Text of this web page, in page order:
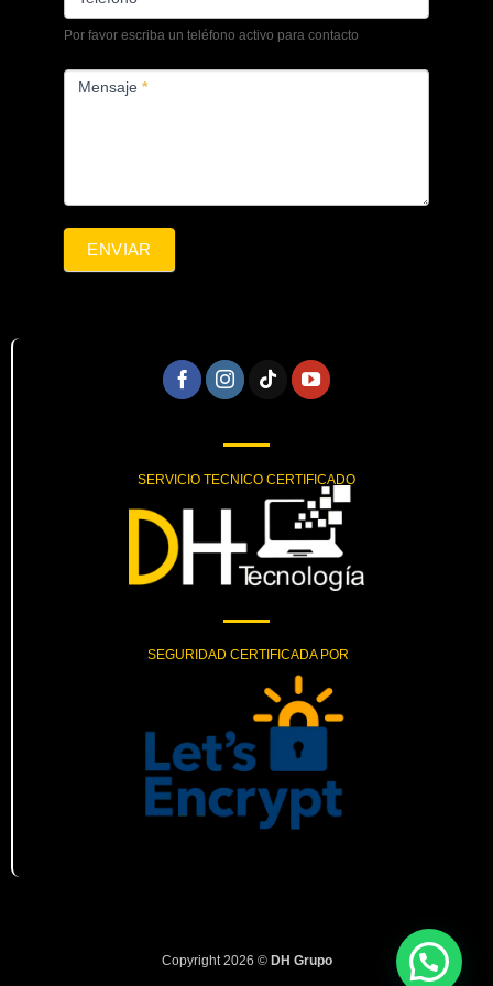
Por favor escriba un teléfono activo para contacto
Mensaje*
ENVIAR
SERVICIO TECNICO CERTIFICADO
SEGURIDAD CERTIFICADA POR
Copyright 2026 © DH Grupo